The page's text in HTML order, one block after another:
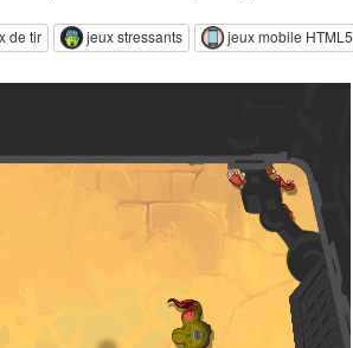
de tir jeux stressants jeux mobile HTML5